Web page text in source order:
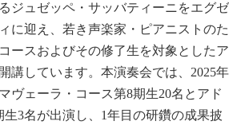
ジュゼッペ・サッバティーニをエグゼ
に迎え、若き声楽家・ピアニストのた
ースおよびその修了生を対象としたア
講しています。本演奏会では、2025年
ヴェーラ・コース第8期生20名とアド
3名が出演し、1年目の研鑽の成果披